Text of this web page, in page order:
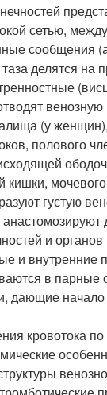
сетью,
сообщения
делятся на
венозную
(у
полового
кишки,
густую
и органов
и внутренние
в парные
дающие
кровотока по